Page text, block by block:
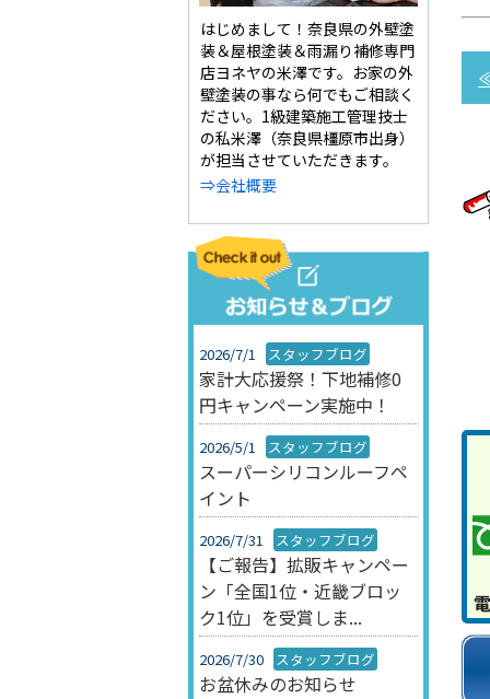
はじめまして！奈良県の外壁塗
装＆屋根塗装＆雨漏り補修専門
店ヨネヤの米澤です。お家の外
壁塗装の事なら何でもご相談く
ださい。1級建築施工管理技士
の私米澤（奈良県橿原市出身）
が担当させていただきます。
⇒会社概要
2026/7/1 スタッフブログ
家計大応援祭！下地補修0
円キャンペーン実施中！
2026/5/1 スタッフブログ
スーパーシリコンルーフペ
イント
2026/7/31 スタッフブログ
【ご報告】拡販キャンペー
ン「全国1位・近畿ブロッ
ク1位」を受賞しま...
2026/7/30 スタッフブログ
お盆休みのお知らせ